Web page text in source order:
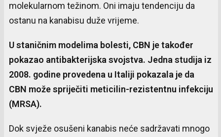
molekularnom težinom. Oni imaju tendenciju da
ostanu na kanabisu duže vrijeme.
U staničnim modelima bolesti, CBN je također
pokazao antibakterijska svojstva. Jedna studija iz
2008. godine provedena u Italiji pokazala je da
CBN može spriječiti meticilin-rezistentnu infekciju
(MRSA).
Dok svježe osušeni kanabis neće sadržavati mnogo